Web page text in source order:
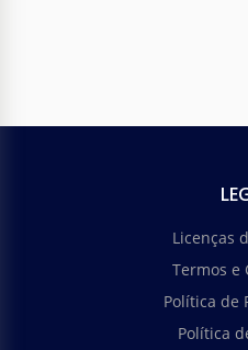
Licenças
Termos e
Política de
Política